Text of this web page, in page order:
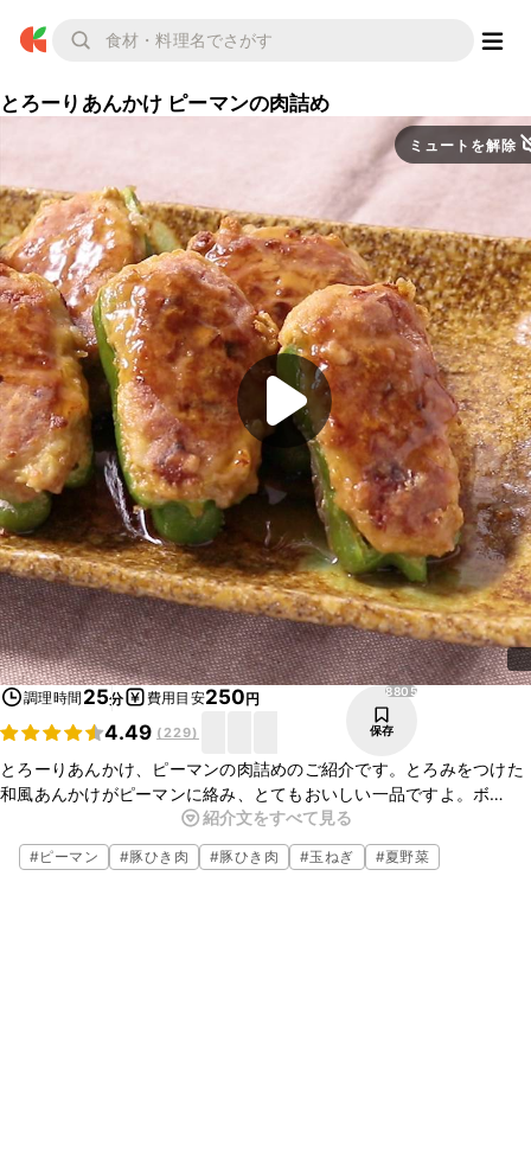
とろーりあんかけ ピーマンの肉詰め
ミュートを解除
調理時間 25分 費用目安250円
4.49 (229)
8805
保存
とろーりあんかけ、ピーマンの肉詰めのご紹介です。とろみをつけた
和風あんかけがピーマンに絡み、とてもおいしい一品ですよ。ボ
リュームがあり、おかずにもぴったりなので、ぜひ作ってみてくださ
いね。
紹介文をすべて見る
#ピーマン #豚ひき肉 #豚ひき肉 #玉ねぎ #夏野菜